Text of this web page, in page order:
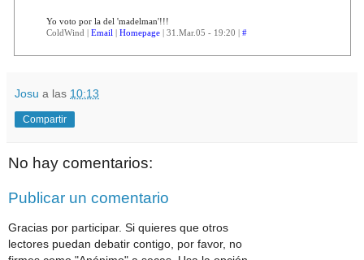
Yo voto por la del 'madelman'!!!
ColdWind | Email | Homepage| 31.Mar.05 - 19:20 | #
Josu a las 10:13
Compartir
No hay comentarios:
Publicar un comentario
Gracias por participar. Si quieres que otros
lectores puedan debatir contigo, por favor, no